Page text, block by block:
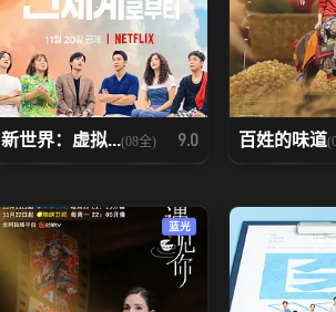
新世界：虚拟...(08全) 9.0 百姓的味道
蓝光